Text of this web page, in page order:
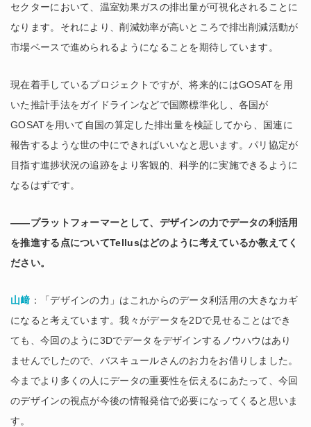
セクターにおいて、温室効果ガスの排出量が可視化されることに
なります。それにより、削減効率が高いところで排出削減活動が
市場ベースで進められるようになることを期待しています。
現在着手しているプロジェクトですが、将来的にはGOSATを用
いた推計手法をガイドラインなどで国際標準化し、各国が
GOSATを用いて自国の算定した排出量を検証してから、国連に
報告するような世の中にできればいいなと思います。パリ協定が
目指す進捗状況の追跡をより客観的、科学的に実施できるように
なるはずです。
――プラットフォーマーとして、デザインの力でデータの利活用
を推進する点についてTellusはどのように考えているか教えてく
ださい。
山﨑 ：「デザインの力」はこれからのデータ利活用の大きなカギ
になると考えています。我々がデータを2Dで見せることはでき
ても、今回のように3Dでデータをデザインするノウハウはあり
ませんでしたので、バスキュールさんのお力をお借りしました。
今までより多くの人にデータの重要性を伝えるにあたって、今回
のデザインの視点が今後の情報発信で必要になってくると思いま
す。